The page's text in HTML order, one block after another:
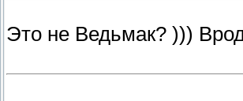
Это не Ведьмак? )))